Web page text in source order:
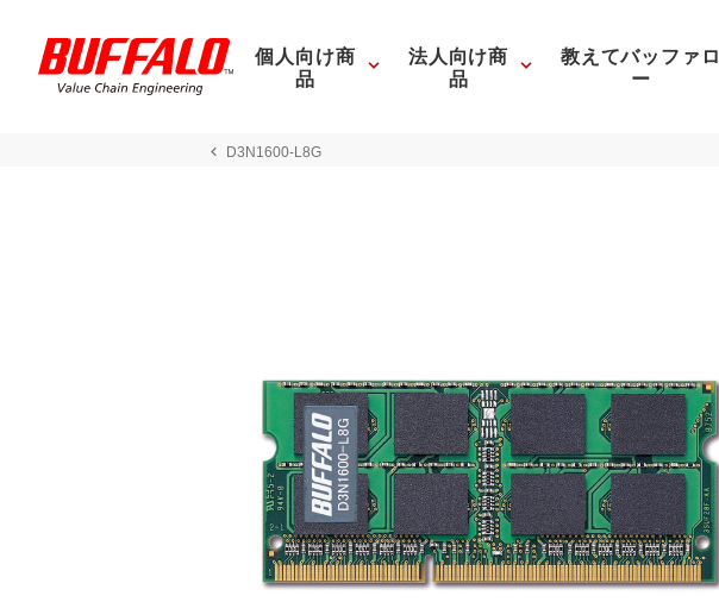
個人向け商
品
法人向け商
品
教えてバッファロ
ー
D3N1600-L8G